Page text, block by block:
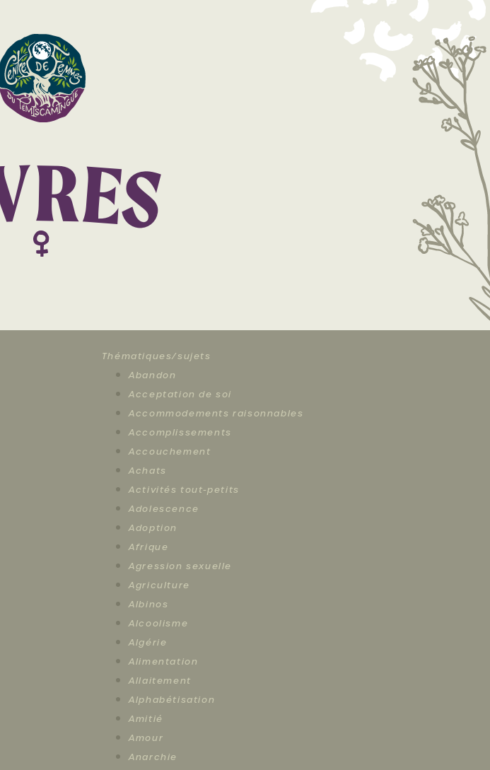
RES
Thématiques/sujets
Abandon
Acceptation de soi
Accommodements raisonnables
Accomplissements
Accouchement
Achats
Activités tout-petits
Adolescence
Adoption
Afrique
Agression sexuelle
Agriculture
Albinos
Alcoolisme
Algérie
Alimentation
Allaitement
Alphabétisation
Amitié
Amour
Anarchie